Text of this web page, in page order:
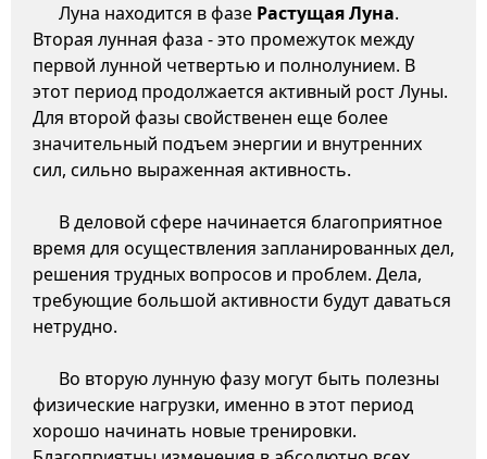
Луна находится в фазе Растущая Луна.
Вторая лунная фаза - это промежуток между
первой лунной четвертью и полнолунием. В
этот период продолжается активный рост Луны.
Для второй фазы свойственен еще более
значительный подъем энергии и внутренних
сил, сильно выраженная активность.
В деловой сфере начинается благоприятное
время для осуществления запланированных дел,
решения трудных вопросов и проблем. Дела,
требующие большой активности будут даваться
нетрудно.
Во вторую лунную фазу могут быть полезны
физические нагрузки, именно в этот период
хорошо начинать новые тренировки.